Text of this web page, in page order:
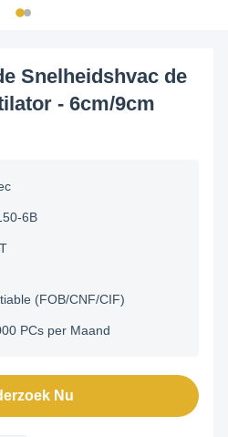
Snelheidshvac de
- 6cm/9cm
6B
(FOB/CNF/CIF)
PCs per Maand
Nu